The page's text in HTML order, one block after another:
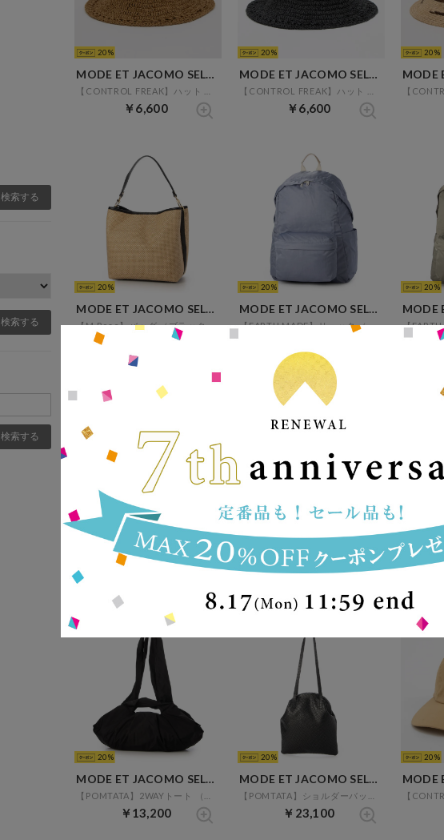
20
MODE ET JACOMO SELECT
￥6,600
20
MODE ET JACOMO SELECT
￥6,600
20
20
MODE ET JACOMO SELECT
【M Rose】バッグ （ブラック）
20
MODE ET JACOMO SELECT
【EARTH MADE】リュック （ブルー）
20
MODE ET JACOMO SELECT
【EARTH MADE】リュック （ブラック）
20
【M Rose】バッグ （ライトブルー）
￥29,700
20
MODE ET JACOMO SELECT
￥13,200
20
MODE ET JACOMO SELECT
￥23,100
20